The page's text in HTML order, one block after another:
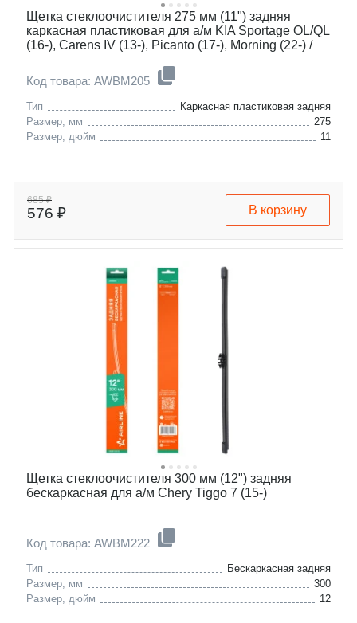
Щетка стеклоочистителя 275 мм (11") задняя
каркасная пластиковая для а/м KIA Sportage OL/QL
(16-), Carens IV (13-), Picanto (17-), Morning (22-) /
Код товара: AWBM205
Тип
Каркасная пластиковая задняя
Размер, мм
275
Размер, дюйм
11
685 ₽
576 ₽ В корзину
Щетка стеклоочистителя 300 мм (12") задняя
бескаркасная для а/м Chery Tiggo 7 (15-)
Код товара: AWBM222
Тип
Бескаркасная задняя
Размер, мм
300
Размер, дюйм
12